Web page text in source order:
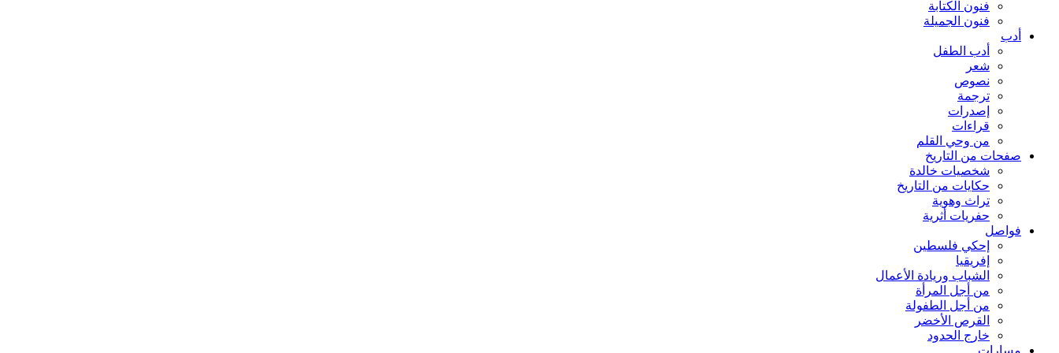
فنون الكتابة
فنون الجميلة
أدب
أدب الطفل
شعر
نصوص
ترجمة
إصدرات
قراءات
من وحي القلم
صفحات من التاريخ
شخصيات خالدة
حكايات من التاريخ
تراث وهوية
حفريات أثرية
فواصل
إحكي فلسطين
إفريقيا
الشباب وريادة الأعمال
من أجل المرأة
من أجل الطفولة
القرص الأخضر
خارج الحدود
مسارات